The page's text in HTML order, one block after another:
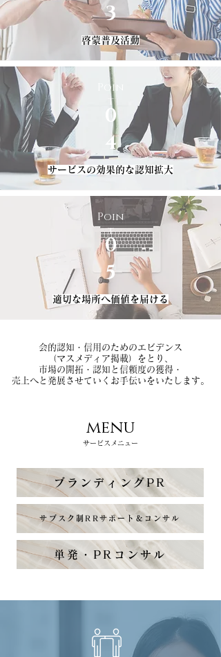
3
​啓蒙普及活動
Poin
t
0
4
​サービスの効果的な認知拡大
Poin
t
0
5
​適切な場所へ価値を届ける​
会的認知・信用のためのエビデンス
（マスメディア掲載）をとり、
市場の開拓・認知と信頼度の獲得・
売上へと発展させていくお手伝いをいたします。
menu
サービスメニュー
ブランディングPR
サブスク制RRサポート&コンサル
単発・PRコンサル